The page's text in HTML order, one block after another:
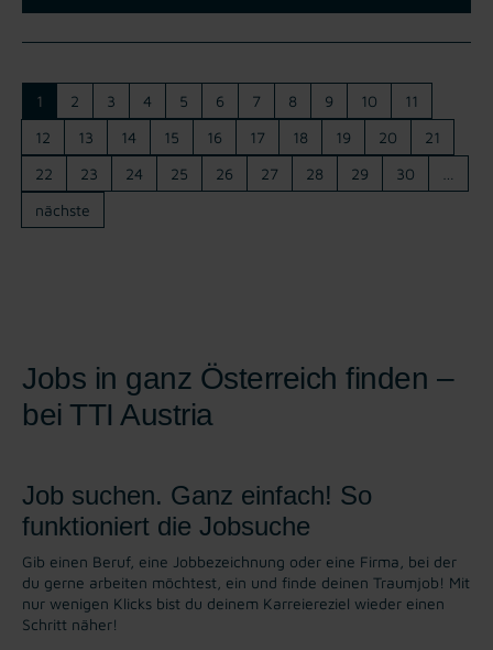
1 2 3 4 5 6 7 8 9 10
11
12
13 14 15 16 17 18 19 20
21
22
23 24 25 26 27 28 29 30
nächste
Jobs in ganz Österreich finden –
bei TTI Austria
Job suchen. Ganz einfach! So
funktioniert die Jobsuche
Gib einen Beruf, eine Jobbezeichnung oder eine Firma, bei der
du gerne arbeiten möchtest, ein und finde deinen Traumjob! Mit
nur wenigen Klicks bist du deinem Karreiereziel wieder einen
Schritt näher!